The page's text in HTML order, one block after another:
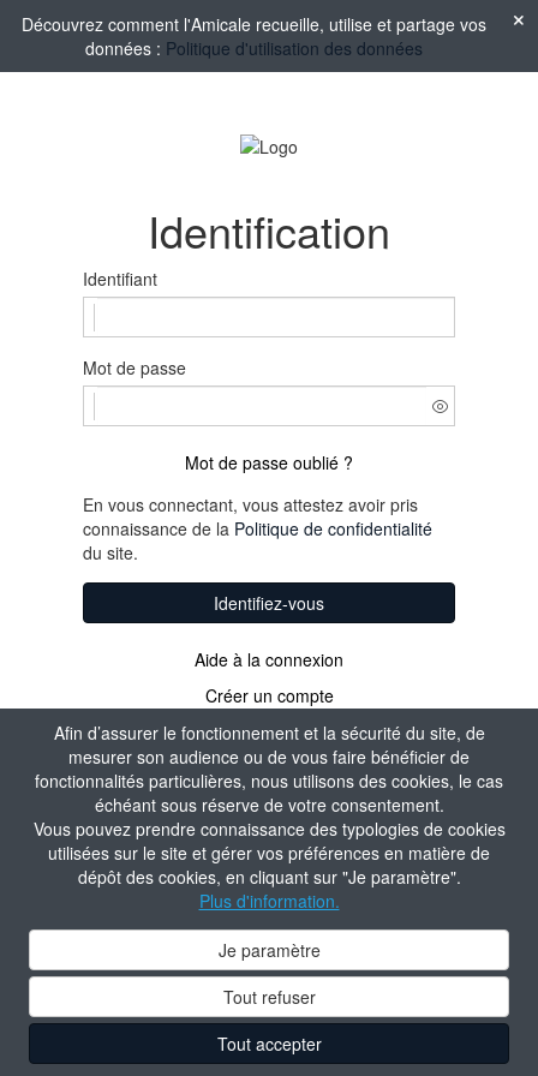
Afin d’assurer le fonctionnement et la sécurité du site, de
mesurer son audience ou de vous faire bénéficier de
fonctionnalités particulières, nous utilisons des cookies, le cas
échéant sous réserve de votre consentement.
Vous pouvez prendre connaissance des typologies de cookies
utilisées sur le site et gérer vos préférences en matière de
dépôt des cookies, en cliquant sur "Je paramètre".
Plus d'information.
Je paramètre
Tout refuser
Tout accepter
Découvrez comment l'Amicale recueille, utilise et partage vos
données : Politique d'utilisation des données
Identification
Identifiant
Mot de passe
Mot de passe oublié ?
En vous connectant, vous attestez avoir pris
connaissance de la Politique de confidentialité
du site.
Identifiez-vous
Aide à la connexion
Créer un compte